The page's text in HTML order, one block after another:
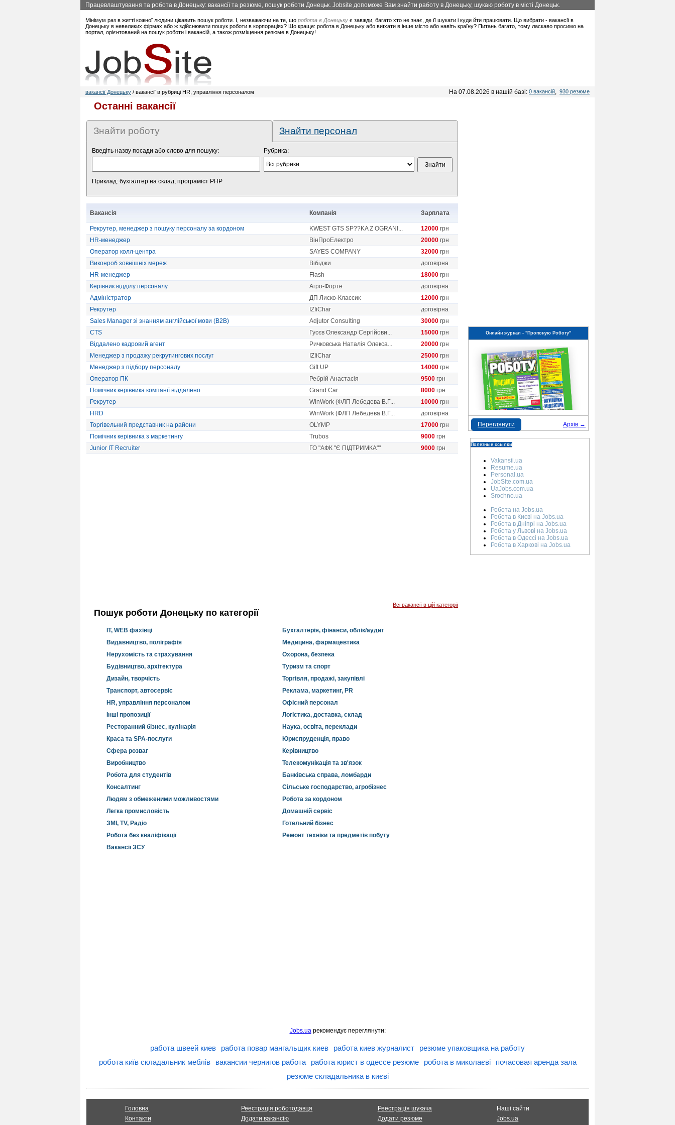
Працевлаштування та робота в Донецьку: вакансії та резюме, пошук роботи Донецьк. Jobsite допоможе Вам знайти работу в Донецьку, шукаю роботу в місті Донецьк.
Мінімум раз в житті кожної людини цікавить пошук роботи. І, незважаючи на те, що робота в Донецьку є завжди, багато хто не знає, де її шукати і куди йти працювати. Що вибрати - вакансії в
Донецьку в невеликих фірмах або ж здійснювати пошук роботи в корпораціях? Що краще: робота в Донецьку або виїхати в інше місто або навіть країну? Питань багато, тому ласкаво просимо на
портал, орієнтований на пошук роботи і вакансій, а також розміщення резюме в Донецьку!
вакансії Донецьку / вакансії в рубриці HR, управління персоналом На 07.08.2026 в нашій базі: 0 вакансій, 930 резюме
Останні вакансії
Знайти роботу Знайти персонал
Введіть назву посади або слово для пошуку:
Приклад: бухгалтер на склад, програміст PHP
Рубрика:
Вакансія Компанія Зарплата
Рекрутер, менеджер з пошуку персоналу за кордоном KWEST GTS SP??KA Z OGRANI... 12000 грн
HR-менеджер
ВінПроЕлектро 20000 грн
Оператор колл-центра
SAYES COMPANY 32000 грн
Виконроб зовнішніх мереж
Вібіджи
договірна
HR-менеджер
Flash 18000 грн
Керівник відділу персоналу
Агро-Форте
договірна
Адміністратор
ДП Лиско-Классик 12000 грн
Рекрутер
IZIiChar
договірна
Sales Manager зі знанням англійської мови (B2B)
Adjutor Consulting 30000 грн
CTS
Гусєв Олександр Сергійови... 15000 грн
Віддалено кадровий агент
Ричковська Наталія Олекса... 20000 грн
Менеджер з продажу рекрутингових послуг
IZIiChar 25000 грн
Менеджер з підбору персоналу
Gift UP 14000 грн
Оператор ПК
Ребрій Анастасія 9500 грн
Помічник керівника компанії віддалено
Grand Car 8000 грн
Рекрутер
WinWork (ФЛП Лебедева В.Г... 10000 грн
HRD
WinWork (ФЛП Лебедева В.Г...
договірна
Торгівельний представник на райони
OLYMP 17000 грн
Помічник керівника з маркетингу
Trubos 9000 грн
Junior IT Recruiter
ГО "АФК "Є ПІДТРИМКА"" 9000 грн
Всі вакансії в цій категорії
Пошук роботи Донецьку по категорії
IT, WEB фахівці
Бухгалтерія, фінанси, облік/аудит
Видавництво, поліграфія
Медицина, фармацевтика
Нерухомість та страхування
Охорона, безпека
Будівництво, архітектура
Туризм та спорт
Дизайн, творчість
Торгівля, продажі, закупівлі
Транспорт, автосервіс
Реклама, маркетинг, PR
HR, управління персоналом
Офісний персонал
Інші пропозиції
Логістика, доставка, склад
Ресторанний бізнес, кулінарія
Наука, освіта, переклади
Краса та SPA-послуги
Юриспруденція, право
Сфера розваг
Керівництво
Виробництво
Телекомунікація та зв'язок
Робота для студентів
Банківська справа, ломбарди
Консалтинг
Сільське господарство, агробізнес
Людям з обмеженими можливостями
Робота за кордоном
Легка промисловість
Домашній сервіс
ЗМІ, TV, Радіо
Готельний бізнес
Робота без кваліфікації
Ремонт техніки та предметів побуту
Вакансії ЗСУ
Онлайн журнал - "Пропоную Роботу"
Архів →
Переглянути
Полезные ссылки
Vakansii.ua
Resume.ua
Personal.ua
JobSite.com.ua
UaJobs.com.ua
Srochno.ua
Робота на Jobs.ua
Робота в Києві на Jobs.ua
Робота в Дніпрі на Jobs.ua
Робота у Львові на Jobs.ua
Робота в Одессі на Jobs.ua
Робота в Харкові на Jobs.ua
Jobs.uaрекомендує переглянути:
работа швеей киев работа повар мангальщик киев работа киев журналист
резюме упаковщика на работу
робота київ складальник меблів
вакансии чернигов работа работа юрист в одессе резюме робота в миколаєві
почасовая аренда зала
резюме складальника в києві
Головна
Контакти
Реестрація роботодавця
Додати вакансію
Реестрація шукача
Додати резюме
Наші сайти
Jobs.ua